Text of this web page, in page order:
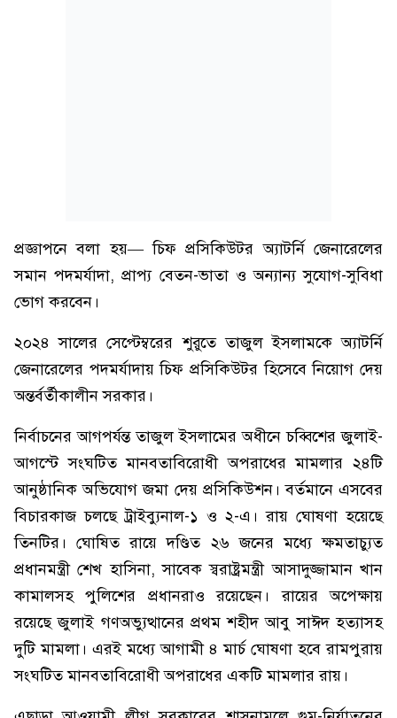
প্রজ্ঞাপনে বলা হয়— চিফ প্রসিকিউটর অ্যাটর্নি জেনারেলের
সমান পদমর্যাদা, প্রাপ্য বেতন-ভাতা ও অন্যান্য সুযোগ-সুবিধা
ভোগ করবেন।
২০২৪ সালের সেপ্টেম্বরের শুরুতে তাজুল ইসলামকে অ্যাটর্নি
জেনারেলের পদমর্যাদায় চিফ প্রসিকিউটর হিসেবে নিয়োগ দেয়
অন্তর্বর্তীকালীন সরকার।
নির্বাচনের আগপর্যন্ত তাজুল ইসলামের অধীনে চব্বিশের জুলাই-
আগস্টে সংঘটিত মানবতাবিরোধী অপরাধের মামলার ২৪টি
আনুষ্ঠানিক অভিযোগ জমা দেয় প্রসিকিউশন। বর্তমানে এসবের
বিচারকাজ চলছে ট্রাইব্যুনাল-১ ও ২-এ। রায় ঘোষণা হয়েছে
তিনটির। ঘোষিত রায়ে দণ্ডিত ২৬ জনের মধ্যে ক্ষমতাচ্যুত
প্রধানমন্ত্রী শেখ হাসিনা, সাবেক স্বরাষ্ট্রমন্ত্রী আসাদুজ্জামান খান
কামালসহ পুলিশের প্রধানরাও রয়েছেন। রায়ের অপেক্ষায়
রয়েছে জুলাই গণঅভ্যুত্থানের প্রথম শহীদ আবু সাঈদ হত্যাসহ
দুটি মামলা। এরই মধ্যে আগামী ৪ মার্চ ঘোষণা হবে রামপুরায়
সংঘটিত মানবতাবিরোধী অপরাধের একটি মামলার রায়।